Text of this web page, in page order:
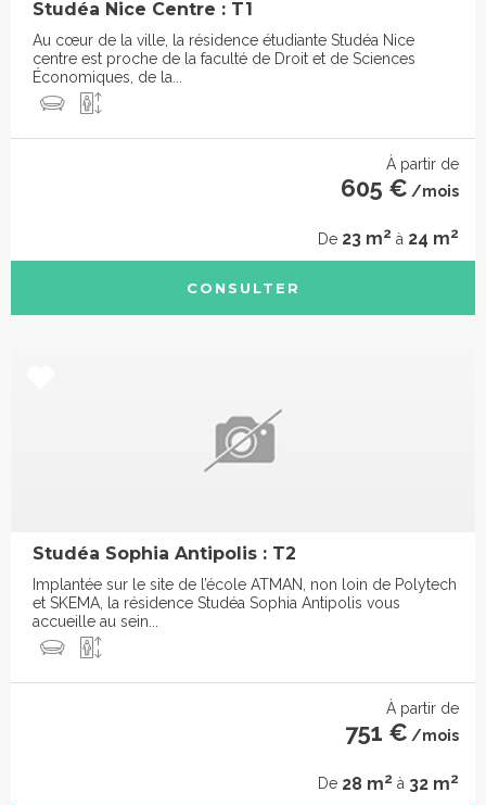
Studéa Nice Centre : T1
Au cœur de la ville, la résidence étudiante Studéa Nice
centre est proche de la faculté de Droit et de Sciences
Économiques, de la...
À partir de
605 € /mois
De 23 m2 à 24 m2
CONSULTER
Studéa Sophia Antipolis : T2
Implantée sur le site de l’école ATMAN, non loin de Polytech
et SKEMA, la résidence Studéa Sophia Antipolis vous
accueille au sein...
À partir de
751 € /mois
De 28 m2 à 32 m2